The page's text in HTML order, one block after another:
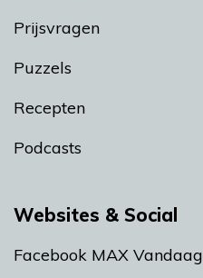
Prijsvragen
Puzzels
Recepten
Podcasts
Websites & Social
Facebook MAX Vandaag